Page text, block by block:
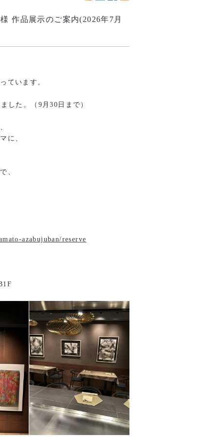
作品展示のご案内(2026年7月
ています。
した。（9月30日まで）
に、
、
azabujuban/reserve